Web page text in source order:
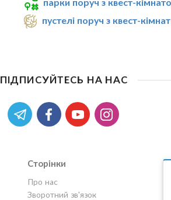
пустелі поруч з квест-
ПІДПИСУЙТЕСЬ НА НАС
Сторінки
Про нас
Зворотний зв'язок